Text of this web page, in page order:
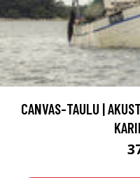
CANVAS-TAULU |